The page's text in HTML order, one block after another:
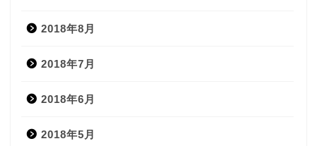
2018年8月
2018年7月
2018年6月
2018年5月